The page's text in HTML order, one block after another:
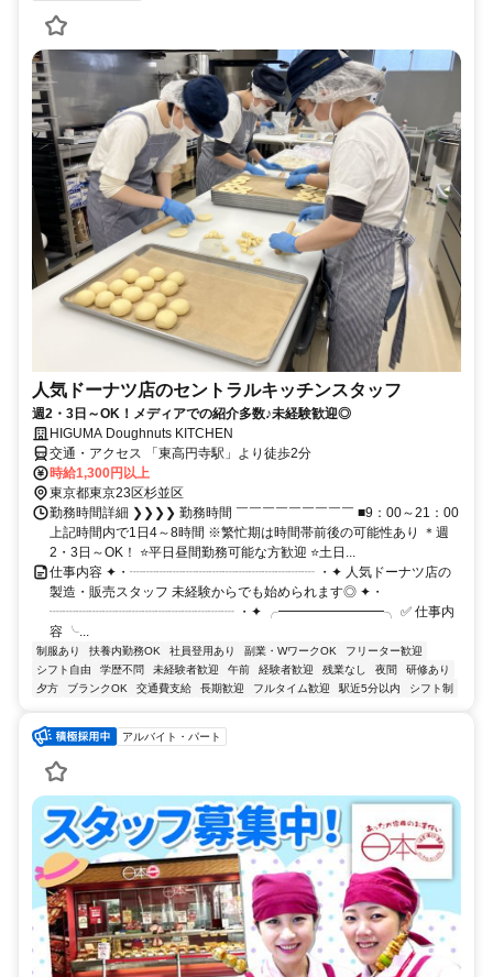
人気ドーナツ店のセントラルキッチンスタッフ
週2・3日～OK！メディアでの紹介多数♪未経験歓迎◎
HIGUMA Doughnuts KITCHEN
交通・アクセス 「東高円寺駅」より徒歩2分
時給1,300円以上
東京都東京23区杉並区
勤務時間詳細 ❯❯❯❯ 勤務時間 ￣￣￣￣￣￣￣￣￣ ■9：00～21：00
上記時間内で1日4～8時間 ※繁忙期は時間帯前後の可能性あり ＊週
2・3日～OK！ ⭐平日昼間勤務可能な方歓迎 ⭐土日...
仕事内容 ✦・┈┈┈┈┈┈┈┈┈┈┈┈┈┈ ・✦ 人気ドーナツ店の
製造・販売スタッフ 未経験からでも始められます◎ ✦・
┈┈┈┈┈┈┈┈┈┈┈┈┈┈ ・✦ ╭━━━━━━━━╮ ✅ 仕事内
容 ╰...
制服あり 扶養内勤務OK 社員登用あり 副業・WワークOK
フリーター歓迎
シフト自由
学歴不問 未経験者歓迎 午前 経験者歓迎 残業なし 夜間
研修あり
夕方
ブランクOK 交通費支給 長期歓迎 フルタイム歓迎 駅近5分以内 シフト制
アルバイト・パート